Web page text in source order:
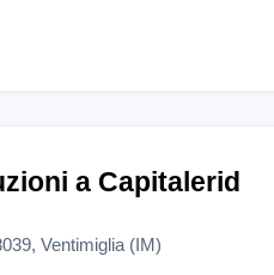
a Capitalerid
Ventimiglia (IM)